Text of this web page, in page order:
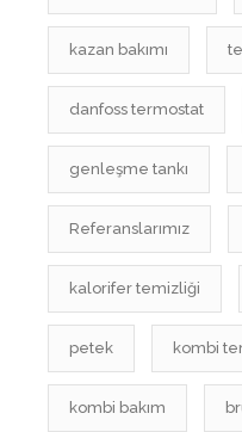
kazan bakımı
danfoss termostat
genleşme tankı
Referanslarımız
kalorifer temizliği
petek kombi
kombi bakım